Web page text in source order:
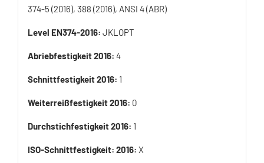
374-5 (2016), 388 (2016), ANSI 4 (ABR)
Level EN374-2016: JKLOPT
Abriebfestigkeit 2016: 4
Schnittfestigkeit 2016: 1
Weiterreißfestigkeit 2016: 0
Durchstichfestigkeit 2016: 1
ISO-Schnittfestigkeit: 2016: X